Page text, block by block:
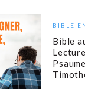
BIBLE
Bible